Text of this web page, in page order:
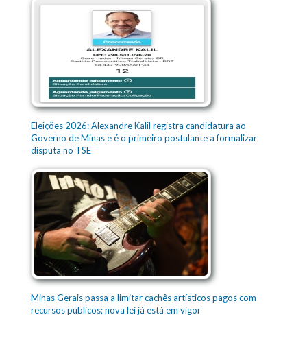
Eleições 2026: Alexandre Kalil registra candidatura ao
Governo de Minas e é o primeiro postulante a formalizar
disputa no TSE
Minas Gerais passa a limitar cachês artísticos pagos com
recursos públicos; nova lei já está em vigor